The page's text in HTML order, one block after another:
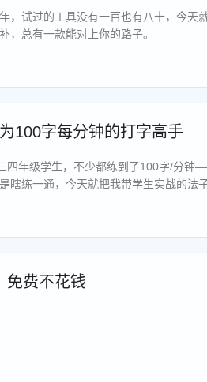
，试过的工具没有一百也有八十，今天
总有一款能对上你的路子。
100字每分钟的打字高手
四年级学生，不少都练到了100字/分
瞎练一通，今天就把我带学生实战的法
免费不花钱